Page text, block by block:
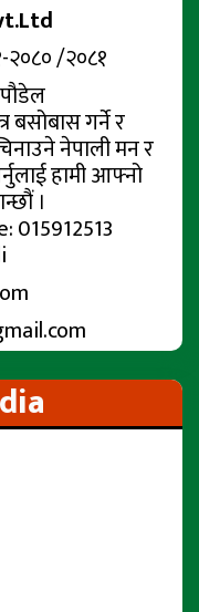
२०८० /२०८१
बसोबास गर्ने र
नेपाली मन र
हामी आफ्नो
।
015912513